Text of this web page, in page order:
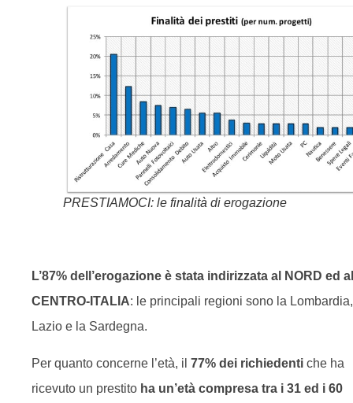
PRESTIAMOCI: le finalità di erogazione
L’87% dell’erogazione è stata indirizzata al NORD ed al
CENTRO-ITALIA: le principali regioni sono la
Lazio e la Sardegna.
Per quanto concerne l’età, il 77% dei richiedenti che ha
ricevuto un prestito ha un’età compresa tra i 31 ed i 60